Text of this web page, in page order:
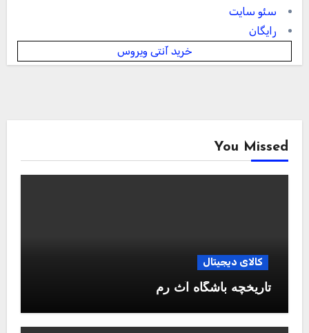
سئو سایت
رایگان
خرید آنتی ویروس
You Missed
کالای دیجیتال
تاریخچه باشگاه آث رم